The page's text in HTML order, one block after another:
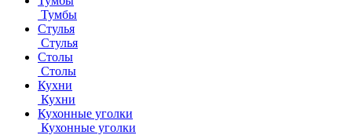
Тумбы
Стулья
Стулья
Столы
Столы
Кухни
Кухни
Кухонные уголки
Кухонные уголки